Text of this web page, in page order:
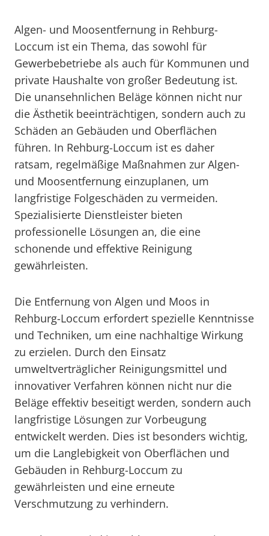
Algen- und Moosentfernung in Rehburg-
Loccum ist ein Thema, das sowohl für
Gewerbebetriebe als auch für Kommunen und
private Haushalte von großer Bedeutung ist.
Die unansehnlichen Beläge können nicht nur
die Ästhetik beeinträchtigen, sondern auch zu
Schäden an Gebäuden und Oberflächen
führen. In Rehburg-Loccum ist es daher
ratsam, regelmäßige Maßnahmen zur Algen-
und Moosentfernung einzuplanen, um
langfristige Folgeschäden zu vermeiden.
Spezialisierte Dienstleister bieten
professionelle Lösungen an, die eine
schonende und effektive Reinigung
gewährleisten.
Die Entfernung von Algen und Moos in
Rehburg-Loccum erfordert spezielle Kenntnisse
und Techniken, um eine nachhaltige Wirkung
zu erzielen. Durch den Einsatz
umweltverträglicher Reinigungsmittel und
innovativer Verfahren können nicht nur die
Beläge effektiv beseitigt werden, sondern auch
langfristige Lösungen zur Vorbeugung
entwickelt werden. Dies ist besonders wichtig,
um die Langlebigkeit von Oberflächen und
Gebäuden in Rehburg-Loccum zu
gewährleisten und eine erneute
Verschmutzung zu verhindern.